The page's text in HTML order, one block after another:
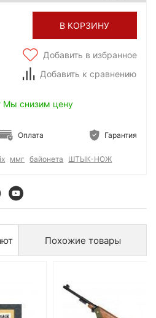
В КОРЗИНУ
Добавить в избранное
Добавить к сравнению
Мы снизим цену
Оплата Гарантия
ммг байонета ШТЫК-НОЖ
Похожие товары